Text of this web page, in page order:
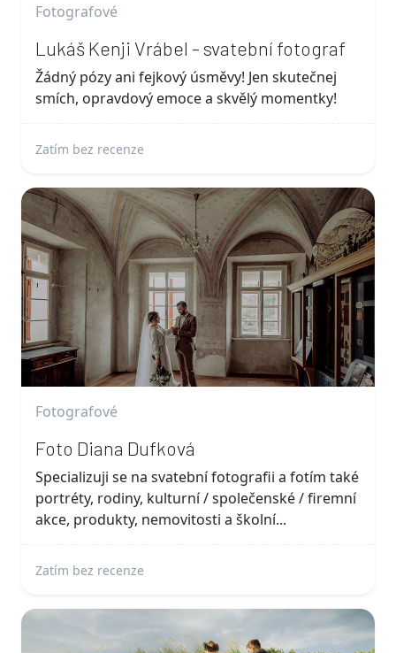
Fotografové
Lukáš Kenji Vrábel - svatební fotograf
Žádný pózy ani fejkový úsměvy! Jen skutečnej
smích, opravdový emoce a skvělý momentky!
Zatím bez recenze
Fotografové
Foto Diana Dufková
Specializuji se na svatební fotografii a fotím také
portréty, rodiny, kulturní / společenské / firemní
akce, produkty, nemovitosti a školní...
Zatím bez recenze